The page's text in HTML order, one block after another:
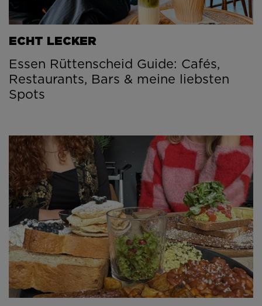
ECHT LECKER
Essen Rüttenscheid Guide: Cafés,
Restaurants, Bars & meine liebsten
Spots